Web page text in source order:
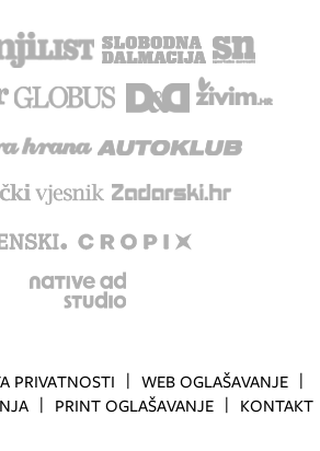
PRIVATNOSTI
WEB OGLAŠAVANJE
PRINT OGLAŠAVANJE KONTAKT